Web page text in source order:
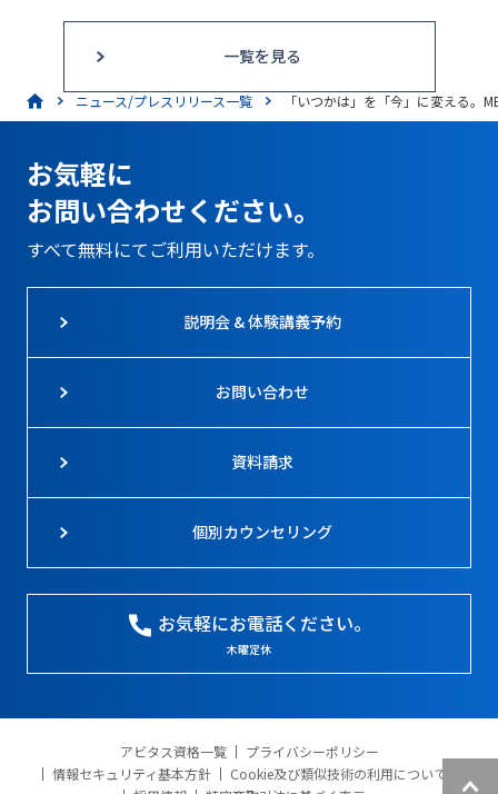
一覧を見る
ニュース/プレスリリース一覧 「いつかは」を「今」に変える。
お気軽に
お問い合わせください。
すべて無料にてご利用いただけます。
説明会 & 体験講義予約
お問い合わせ
資料請求
個別カウンセリング
お気軽にお電話ください。
木曜定休
アビタス資格一覧
プライバシーポリシー
情報セキュリティ基本方針
Cookie及び類似技術の利用について